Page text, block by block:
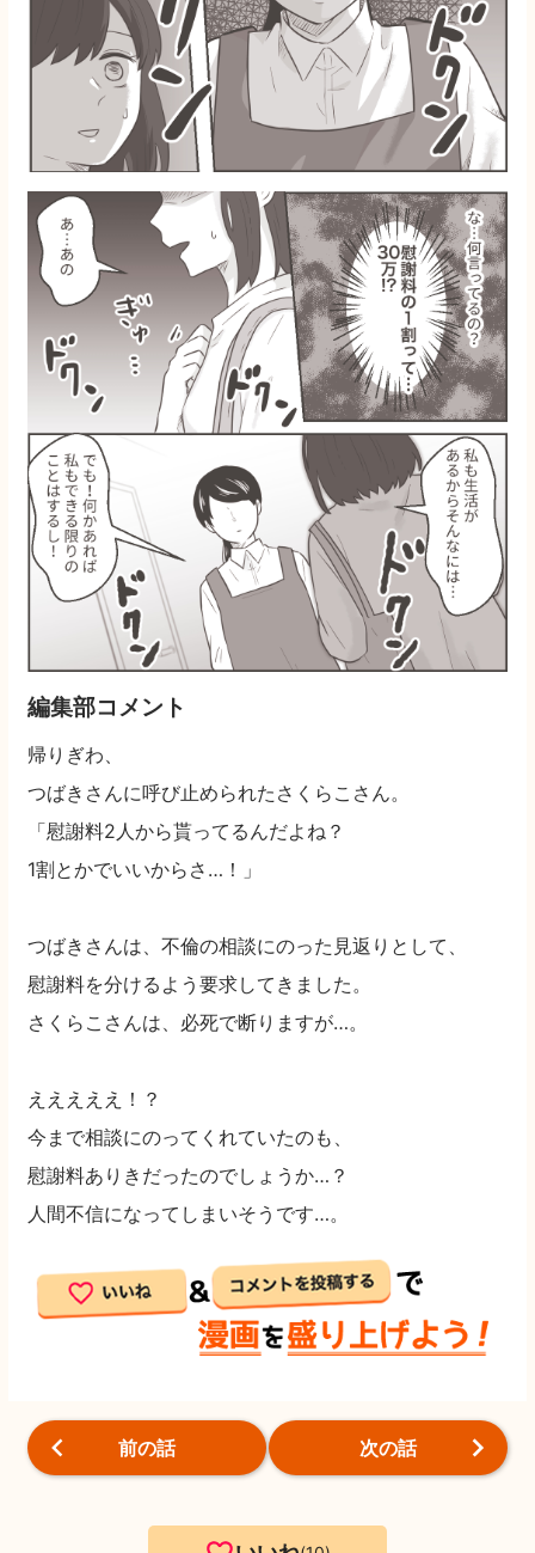
編集部コメント
帰りぎわ、
つばきさんに呼び止められたさくらこさん。
「慰謝料2人から貰ってるんだよね？
1割とかでいいからさ…！」
つばきさんは、不倫の相談にのった見返りとして、
慰謝料を分けるよう要求してきました。
さくらこさんは、必死で断りますが…。
えええええ！？
今まで相談にのってくれていたのも、
慰謝料ありきだったのでしょうか…？
人間不信になってしまいそうです…。
前の話 次の話